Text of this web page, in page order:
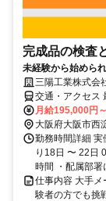
完成品の検査
未経験から始めら
三陽工業株式会
交通・アクセス
月給195,000円
大阪府大阪市西
勤務時間詳細
り18日 〜 22日
時間 ・配属部署
仕事内容 大手メ
験者の方でも挑